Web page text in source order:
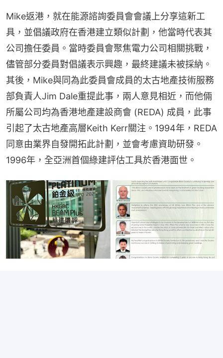
Mike返港，就在能源諮詢委員會會議上分享這新工
具，並倡議政府在香港建立類似計劃，他當時代表其
公司擔任委員。當時委員會聚焦電力公司相關挑戰，
儘管部分委員對倡議表示興趣，最終建議未被採納。
其後，Mike與同為此委員會成員的太古地產技術服務
部負責人Jim Dale重提此事，兩人意見相近，而他倆
所屬公司均為香港地產建設商會 (REDA) 成員，此事
引起了太古地產高層Keith Kerr關注。1994年，REDA
同意由業界自發開拓此計劃，並會考慮資助研發。
1996年，全亞洲首個綠建評估工具於香港面世。